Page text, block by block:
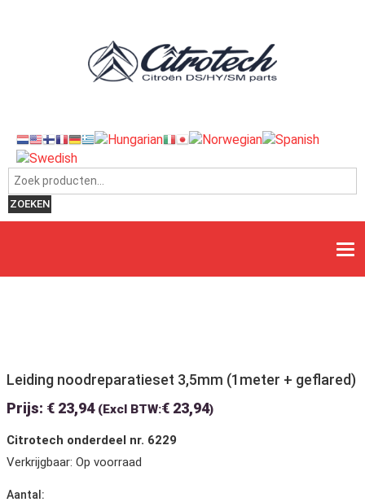
Zoeken naar:
ZOEKEN
Leiding noodreparatieset 3,5mm (1meter + geflared)
Prijs: € 23,94 (Excl BTW:€ 23,94)
Citrotech onderdeel nr. 6229
Verkrijgbaar: Op voorraad
Aantal: